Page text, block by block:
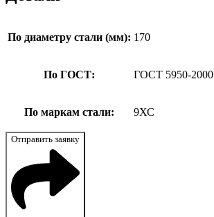
По диаметру стали (мм): 170
По ГОСТ: ГОСТ 5950-2000
По маркам стали: 9ХС
Отправить заявку